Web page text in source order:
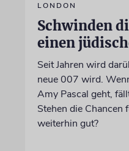
LONDON
Schwinden
einen
Seit Jahren wird
neue 007 wird.
Amy Pascal geht,
Stehen die Chancen
weiterhin gut?